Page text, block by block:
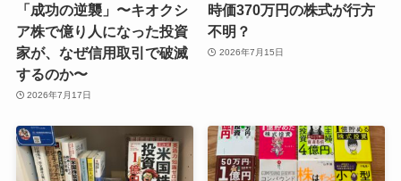
「成功の逆襲」〜キオクシ
ア株で億り人になった投資
家が、なぜ信用取引で破滅
するのか〜
2026年7月17日
時価370万円の株式が行方
不明？
2026年7月15日